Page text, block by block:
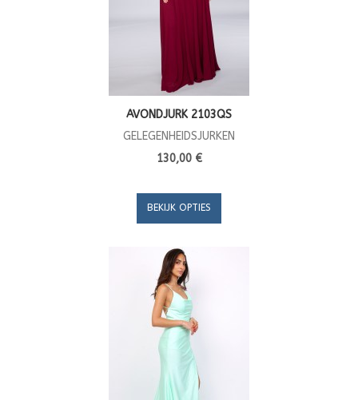
AVONDJURK 2103QS
GELEGENHEIDSJURKEN
130,00 €
BEKIJK OPTIES